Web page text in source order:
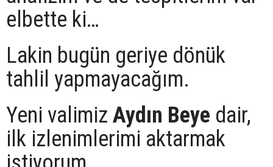
elbette ki…
Lakin bugün geriye dönük
tahlil yapmayacağım.
Yeni valimiz Aydın Beye dair,
ilk izlenimlerimi aktarmak